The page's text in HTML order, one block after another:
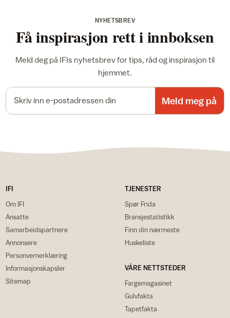
NYHETSBREV
Få inspirasjon rett i innboksen
Meld deg på IFIs nyhetsbrev for tips, råd og inspirasjon til
hjemmet.
Meld meg på
IFI
Om IFI
Ansatte
Samarbeidspartnere
Annonsere
Personvernerklæring
Informasjonskapsler
Sitemap
TJENESTER
Spør Frida
Bransjestatistikk
Finn din nærmeste
Huskeliste
VÅRE NETTSTEDER
Fargemagasinet
Gulvfakta
Tapetfakta